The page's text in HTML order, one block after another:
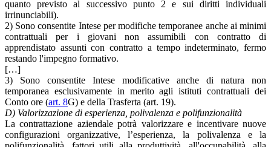
quanto previsto al successivo punto 2 e sui diritti individuali
irrinunciabili).
2) Sono consentite Intese per modifiche temporanee anche ai minimi
contrattuali per i giovani non assumibili con contratto di
apprendistato assunti con contratto a tempo indeterminato, fermo
restando l'impegno formativo.
[…]
3) Sono consentite Intese modificative anche di natura non
temporanea esclusivamente in merito agli istituti contrattuali dei
Conto ore (art. 8G) e della Trasferta (art. 19).
D) Valorizzazione di esperienza, polivalenza e polifunzionalità
La contrattazione aziendale potrà valorizzare e incentivare nuove
configurazioni organizzative, l’esperienza, la polivalenza e la